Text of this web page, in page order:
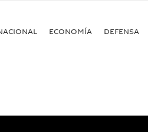
ECONOMÍA DEFENSA